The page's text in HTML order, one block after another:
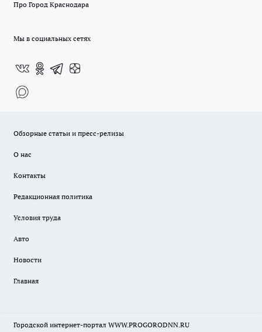
Про Город Краснодара
Мы в социальных сетях
Обзорные статьи и пресс-релизы
О нас
Контакты
Редакционная политика
Условия труда
Авто
Новости
Главная
Городской интернет-портал WWW.PROGORODNN.RU